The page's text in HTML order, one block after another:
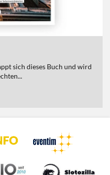
sich dieses Buch und wird